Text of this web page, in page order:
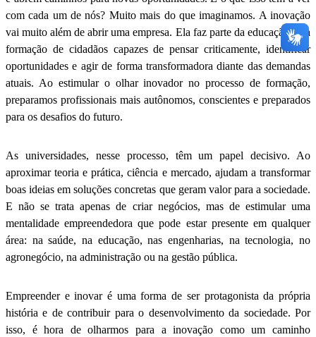
com cada um de nós? Muito mais do que imaginamos. A inovação
vai muito além de abrir uma empresa. Ela faz parte da educação e da
formação de cidadãos capazes de pensar criticamente, identificar
oportunidades e agir de forma transformadora diante das demandas
atuais. Ao estimular o olhar inovador no processo de formação,
preparamos profissionais mais autônomos, conscientes e preparados
para os desafios do futuro.
As universidades, nesse processo, têm um papel decisivo. Ao
aproximar teoria e prática, ciência e mercado, ajudam a transformar
boas ideias em soluções concretas que geram valor para a sociedade.
E não se trata apenas de criar negócios, mas de estimular uma
mentalidade empreendedora que pode estar presente em qualquer
área: na saúde, na educação, nas engenharias, na tecnologia, no
agronegócio, na administração ou na gestão pública.
Empreender e inovar é uma forma de ser protagonista da própria
história e de contribuir para o desenvolvimento da sociedade. Por
isso, é hora de olharmos para a inovação como um caminho